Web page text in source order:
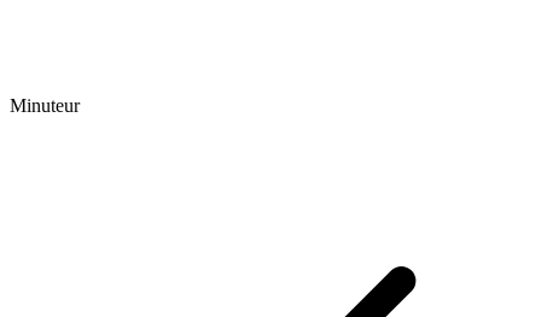
Minuteur